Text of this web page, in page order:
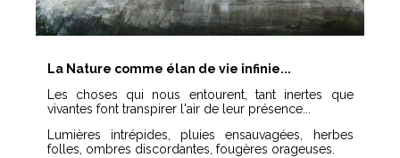
La Nature comme élan de vie infinie...
Les choses qui nous entourent, tant inertes que
vivantes font transpirer l'air de leur présence...
Lumières intrépides, pluies ensauvagées, herbes
folles, ombres discordantes, fougères orageuses.